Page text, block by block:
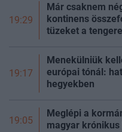
19:29
Már csaknem
kontinens
tüzeket a
19:17
Menekülniük
európai tónál:
hegyekben
19:05
Meglépi a
magyar